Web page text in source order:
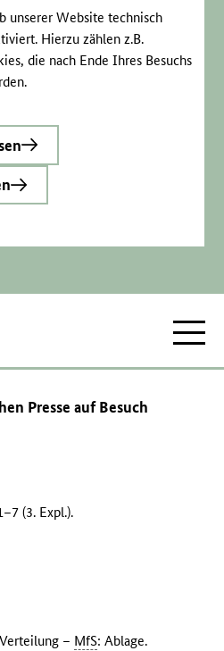
unserer Website technisch
Hierzu zählen z.B.
die nach Ende Ihres Besuchs
Presse auf Besuch
(3. Expl.).
– MfS: Ablage.